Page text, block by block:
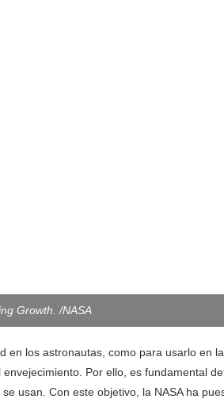
Growth. /NASA
en los astronautas, como para usarlo en la
Por ello, es fundamental
usan. Con este objetivo, la NASA ha